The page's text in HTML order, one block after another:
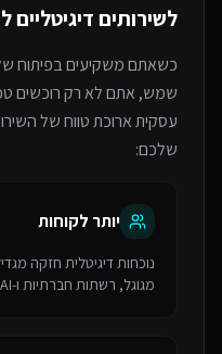
לשירותים דיגיטליים
כשאתם משקיעים בפיתוח
שמש, אתם לא רק רוכשים
עסקית ארוכת טווח של ה
שלכם:
יותר לקוחות
נוכחות דיגיטלית חזקה
מגוגל, רשתות חברתיות ו-AI.